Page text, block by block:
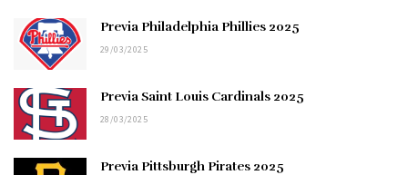
Previa Philadelphia Phillies 2025
29/03/2025
Previa Saint Louis Cardinals 2025
28/03/2025
Previa Pittsburgh Pirates 2025